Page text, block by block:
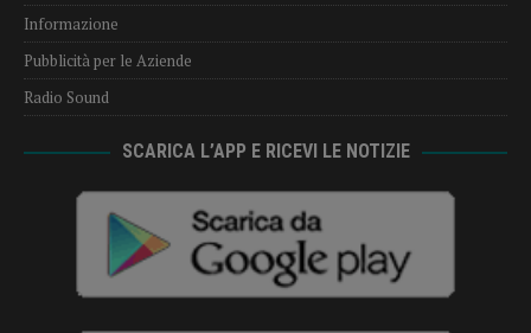
Informazione
Pubblicità per le Aziende
Radio Sound
SCARICA L’APP E RICEVI LE NOTIZIE